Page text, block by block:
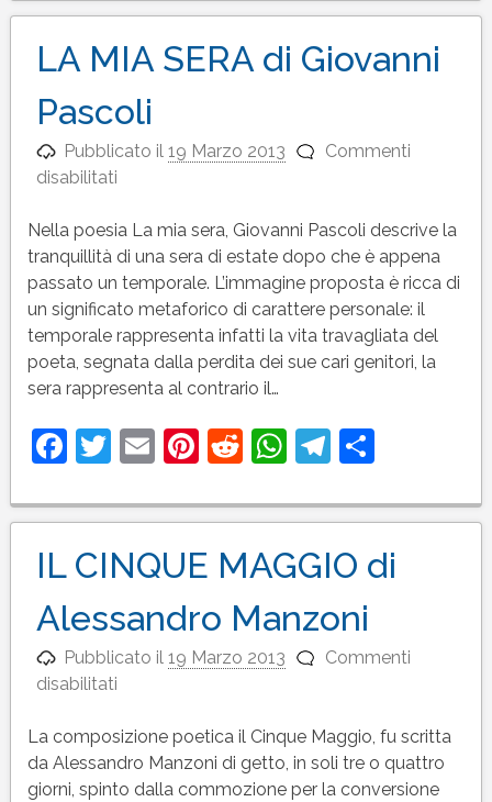
LA MIA SERA di Giovanni
Pascoli
Pubblicato il19 Marzo 2013
Commenti
disabilitatisu
MIA
SERA
di
Giovanni
Pascoli
Nella poesia La mia sera, Giovanni Pascoli descrive la
tranquillità di una sera di estate dopo che è appena
passato un temporale. L’immagine proposta è ricca di
un significato metaforico di carattere personale: il
temporale rappresenta infatti la vita travagliata del
poeta, segnata dalla perdita dei sue cari genitori, la
sera rappresenta al contrario il…
Facebook
Twitter
EmailPinterest
Reddit
WhatsApp
Telegram
IL CINQUE MAGGIO di
Alessandro Manzoni
Pubblicato il19 Marzo 2013
Commenti
disabilitatisu
CINQUE
MAGGIO
di
La composizione poetica il Cinque Maggio, fu scritta
da Alessandro Manzoni di getto, in soli tre o quattro
giorni, spinto dalla commozione per la conversione